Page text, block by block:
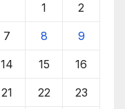
1 2
7 8 9
14 15 16
21 22 23